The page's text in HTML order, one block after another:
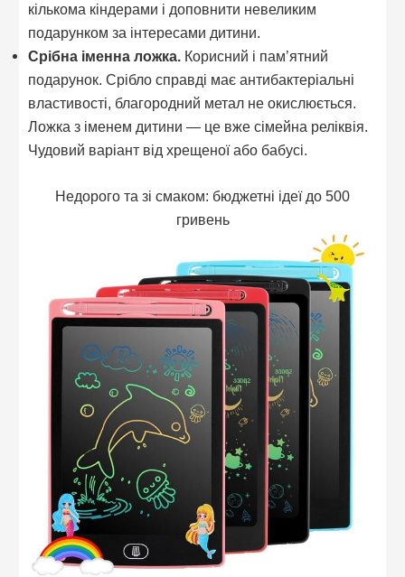
кількома кіндерами і доповнити невеликим
подарунком за інтересами дитини.
Срібна іменна ложка. Корисний і пам’ятний
подарунок. Срібло справді має антибактеріальні
властивості, благородний метал не окислюється.
Ложка з іменем дитини — це вже сімейна реліквія.
Чудовий варіант від хрещеної або бабусі.
Недорого та зі смаком: бюджетні ідеї до 500
гривень